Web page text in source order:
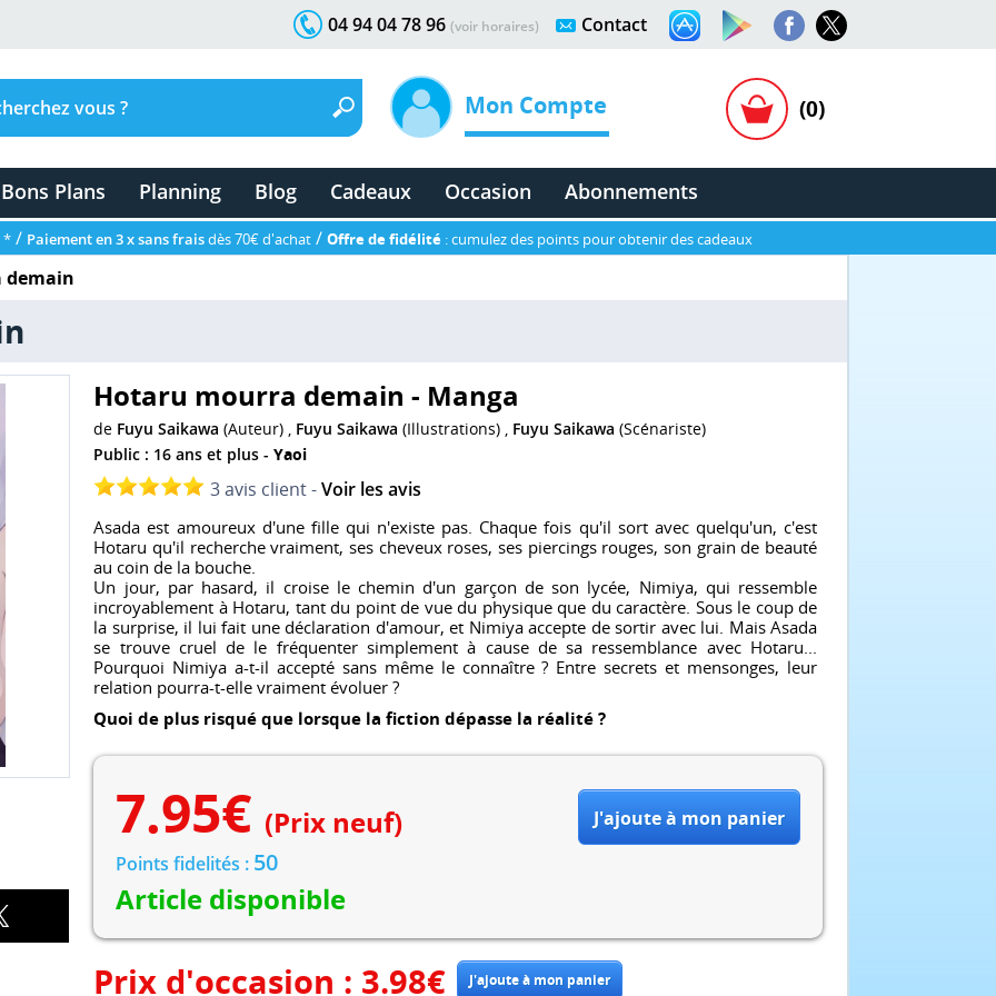
Contact
04 94 04 78 96 (voir horaires)
Mon Compte (0)
Bons Plans Planning Blog Cadeaux Occasion Abonnements
* / Paiement en 3 x sans fraisdès 70€ d'achat / Offre de fidélité : cumulez des points pour obtenir des cadeaux
demain
Hotaru mourra demain - Manga
de Fuyu Saikawa (Auteur) , Fuyu Saikawa (Illustrations) , Fuyu Saikawa (Scénariste)
Public : 16 ans et plus -Yaoi
3 avis client -Voir les avis
Asada est amoureux d'une fille qui n'existe pas. Chaque fois qu'il sort avec quelqu'un, c'est
Hotaru qu'il recherche vraiment, ses cheveux roses, ses piercings rouges, son grain de beauté
au coin de la bouche.
Un jour, par hasard, il croise le chemin d'un garçon de son lycée, Nimiya, qui ressemble
incroyablement à Hotaru, tant du point de vue du physique que du caractère. Sous le coup de
la surprise, il lui fait une déclaration d'amour, et Nimiya accepte de sortir avec lui. Mais Asada
se trouve cruel de le fréquenter simplement à cause de sa ressemblance avec Hotaru...
Pourquoi Nimiya a-t-il accepté sans même le connaître ? Entre secrets et mensonges, leur
relation pourra-t-elle vraiment évoluer ?
Quoi de plus risqué que lorsque la fiction dépasse la réalité ?
7.95€ (Prix neuf)
Points fidelités : 50
Article disponible
Prix d'occasion : 3.98€